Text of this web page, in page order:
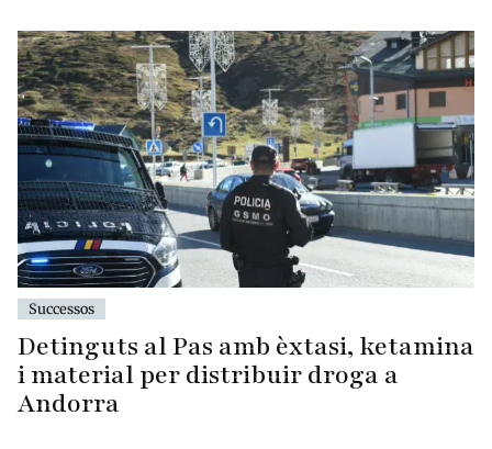
Successos
Detinguts al Pas amb èxtasi, ketamina
i material per distribuir droga a
Andorra